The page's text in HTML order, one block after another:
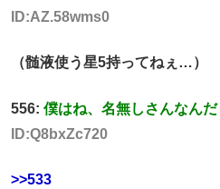
ID:AZ.58wms0
（髄液使う星5持ってねぇ…）
556: 僕はね、名無しさんなんだ
ID:Q8bxZc720
>>533